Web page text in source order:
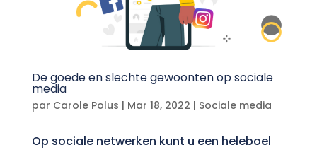
De goede en slechte gewoonten op sociale
media
par Carole Polus | Mar 18, 2022 | Sociale media
Op sociale netwerken kunt u een heleboel